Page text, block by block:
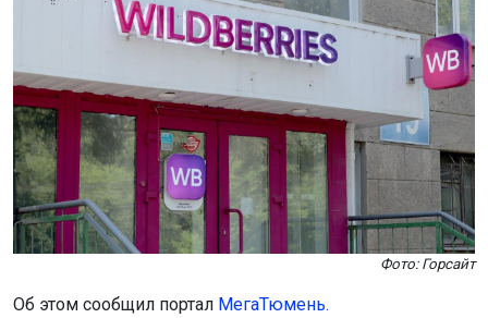
Фото: Горсайт
Об этом сообщил портал МегаТюмень.